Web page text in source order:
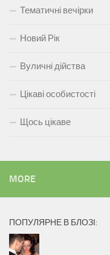
Тематичні вечірки
Новий Рік
Вуличні дійства
Цікаві особистості
Щось цікаве
MORE
ПОПУЛЯРНЕ В БЛОЗІ: